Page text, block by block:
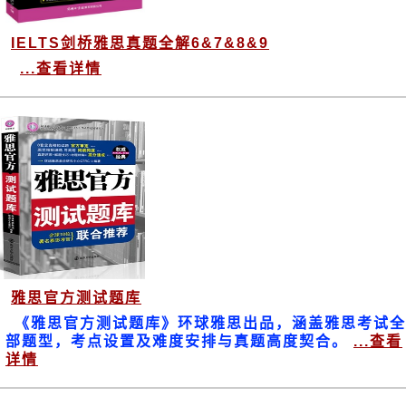
IELTS剑桥雅思真题全解6&7&8&9
...查看详情
雅思官方测试题库
《雅思官方测试题库》环球雅思出品，涵盖雅思考试全
部题型，考点设置及难度安排与真题高度契合。
...查看
详情